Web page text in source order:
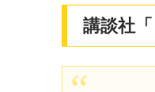
講談社